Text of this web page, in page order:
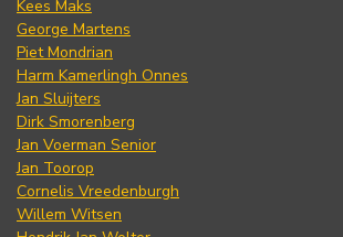
Kees Maks
George Martens
Piet Mondrian
Harm Kamerlingh Onnes
Jan Sluijters
Dirk Smorenberg
Jan Voerman Senior
Jan Toorop
Cornelis Vreedenburgh
Willem Witsen